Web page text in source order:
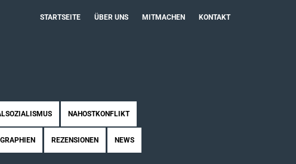
STARTSEITE ÜBER UNS MITMACHEN KONTAKT
NAHOSTKONFLIKT
REZENSIONEN NEWS